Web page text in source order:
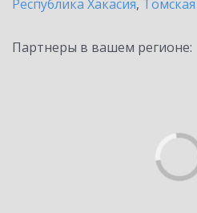
Республика Хакасия,
Партнеры в вашем регионе: